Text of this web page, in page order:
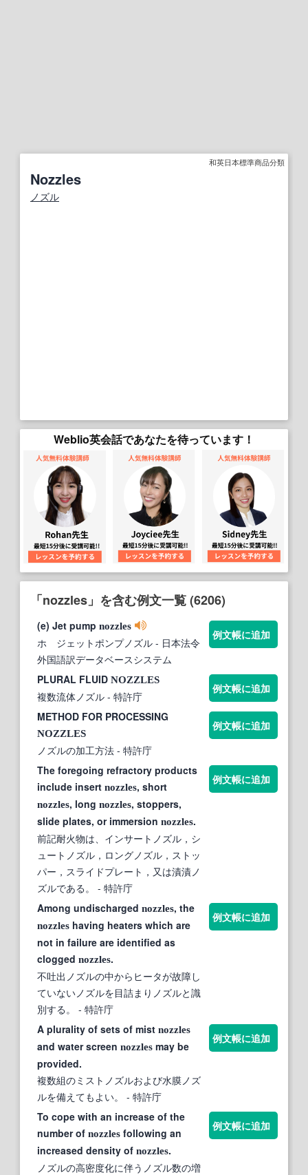
和英日本標準商品分類
Nozzles
ノズル
Weblio英会話であなたを待っています！
「nozzles」を含む例文一覧 (6206)
(e) Jet pump nozzles
ホ ジェットポンプノズル - 日本法令
外国語訳データベースシステム
例文帳に追加
PLURAL FLUID NOZZLES
複数流体ノズル - 特許庁
例文帳に追加
METHOD FOR PROCESSING
NOZZLES
ノズルの加工方法 - 特許庁
例文帳に追加
The foregoing refractory products
include insert nozzles, short
nozzles, long nozzles, stoppers,
slide plates, or immersion nozzles.
前記耐火物は、インサートノズル，シ
ュートノズル，ロングノズル，ストッ
パー，スライドプレート，又は漬漬ノ
ズルである。
- 特許庁
例文帳に追加
Among undischarged nozzles, the
nozzles having heaters which are
not in failure are identified as
clogged nozzles.
不吐出ノズルの中からヒータが故障し
ていないノズルを目詰まりノズルと識
別する。
- 特許庁
例文帳に追加
A plurality of sets of mist nozzles
and water screen nozzles may be
provided.
複数組のミストノズルおよび水膜ノズ
ルを備えてもよい。
- 特許庁
例文帳に追加
To cope with an increase of the
number of nozzles following an
increased density of nozzles.
ノズルの高密度化に伴うノズル数の増
例文帳に追加